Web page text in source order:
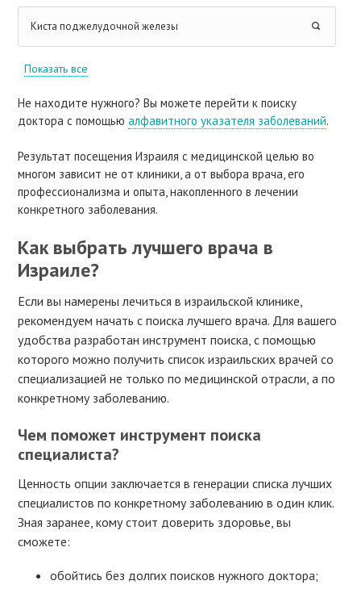
Киста поджелудочной железы
Показать все
Не находите нужного? Вы можете перейти к поиску
доктора с помощьюалфавитного указателя заболеваний.
Результат посещения Израиля с медицинской целью во
многом зависит не от клиники, а от выбора врача, его
профессионализма и опыта, накопленного в лечении
конкретного заболевания.
Как выбрать лучшего врача в
Израиле?
Если вы намерены лечиться в израильской клинике,
рекомендуем начать с поиска лучшего врача. Для вашего
удобства разработан инструмент поиска, с помощью
которого можно получить список израильских врачей со
специализацией не только по медицинской отрасли, а по
конкретному заболеванию.
Чем поможет инструмент поиска
специалиста?
Ценность опции заключается в генерации списка лучших
специалистов по конкретному заболеванию в один клик.
Зная заранее, кому стоит доверить здоровье, вы
сможете:
обойтись без долгих поисков нужного доктора;